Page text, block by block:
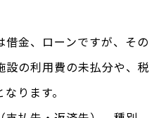
金、ローンですが、その
の利用費の未払分や、税
ります。